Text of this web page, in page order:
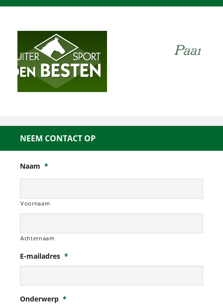
NEEM CONTACT OP
Naam *
Voornaam
Achternaam
E-mailadres *
Onderwerp *